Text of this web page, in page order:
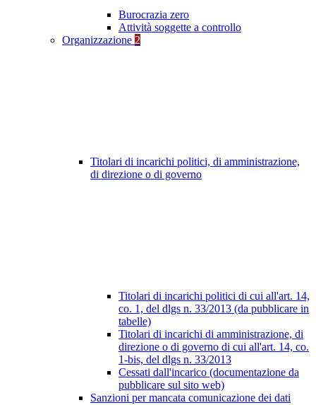
Burocrazia zero
Attività soggette a controllo
Organizzazione 2
Titolari di incarichi politici, di amministrazione,
di direzione o di governo
Titolari di incarichi politici di cui all'art. 14,
co. 1, del dlgs n. 33/2013 (da pubblicare in
tabelle)
Titolari di incarichi di amministrazione, di
direzione o di governo di cui all'art. 14, co.
1-bis, del dlgs n. 33/2013
Cessati dall'incarico (documentazione da
pubblicare sul sito web)
Sanzioni per mancata comunicazione dei dati